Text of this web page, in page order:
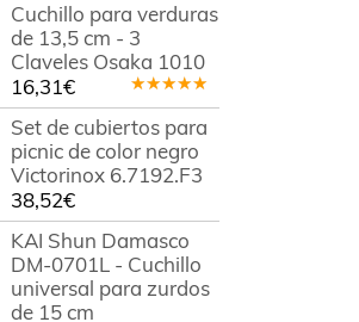
Cuchillo para verduras
de 13,5 cm - 3
Claveles Osaka 1010
Valorado
en5.00de
5
16,31€
Set de cubiertos para
picnic de color negro
Victorinox 6.7192.F3
38,52€
KAI Shun Damasco
DM-0701L - Cuchillo
universal para zurdos
de 15 cm